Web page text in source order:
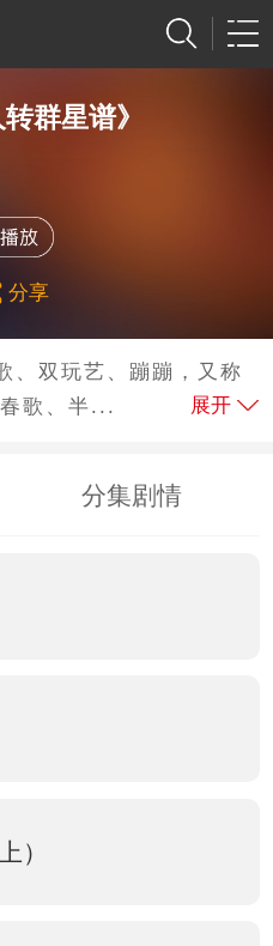
转群星谱》
分享
、双玩艺、蹦蹦，又称
歌、半...
展开
分集剧情
）